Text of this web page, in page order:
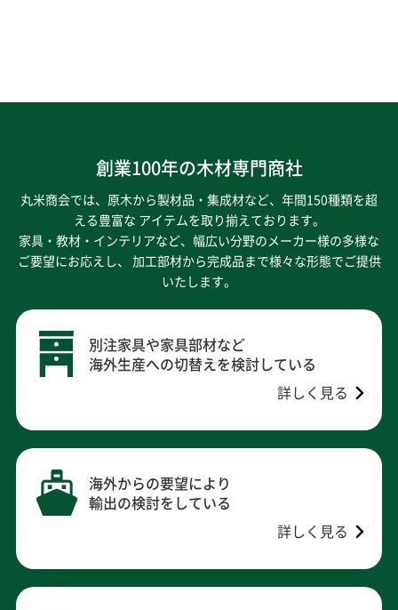
創業100年の木材専門商社
丸米商会では、原木から製材品・集成材など、年間150種類を超
える豊富な アイテムを取り揃えております。
家具・教材・インテリアなど、幅広い分野のメーカー様の多様な
ご要望にお応えし、
加工部材から完成品まで様々な形態でご提供
いたします。
別注家具や家具部材など
海外生産への切替えを検討している
詳しく見る
海外からの要望により
輸出の検討をしている
詳しく見る